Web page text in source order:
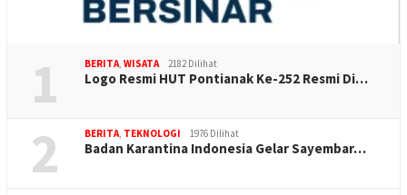
1 BERITA, WISATA 2182 Dilihat
Logo Resmi HUT Pontianak Ke-252 Resmi Di…
2 BERITA, TEKNOLOGI 1976 Dilihat
Badan Karantina Indonesia Gelar Sayembar…